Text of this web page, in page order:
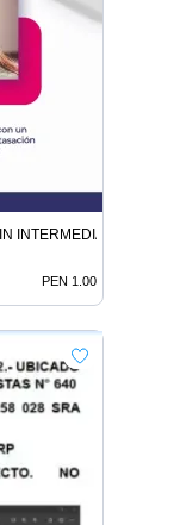
INTERMEDIARIOS
PEN 1.00